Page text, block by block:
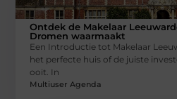
Ontdek de Makelaar
Dromen waarmaakt
Een Introductie tot Makelaar
het perfecte huis of de juiste
ooit. In
Multiuser Agenda